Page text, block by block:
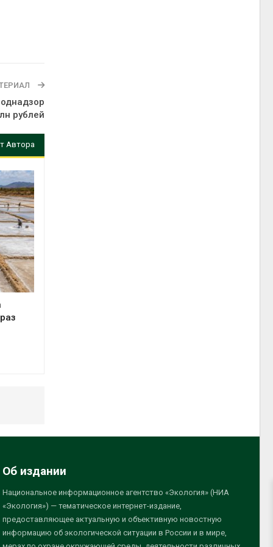
рублей
Автора
Об издании
Национальное информационное агентство «Экология» (НИА
«Экология») — тематическое интернет-издание,
предоставляющее актуальную и объективную новостную
информацию об экологической ситуации в России и в мире,